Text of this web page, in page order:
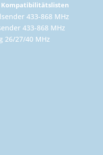
Kompatibilitätslisten
433-868 MHz
433-868 MHz
26/27/40 MHz